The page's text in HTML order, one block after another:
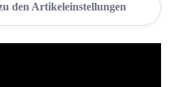
den Artikeleinstellungen